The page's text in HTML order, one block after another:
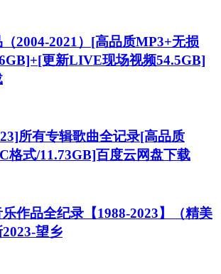
2004-2021）[高品质MP3+无损
更新LIVE现场视频54.5GB]
所有专辑歌曲全记录[高品质
格式/11.73GB]百度云网盘下载
作品全纪录【1988-2023】（精美
望乡